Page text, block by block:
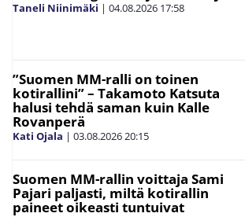
Taneli Niinimäki | 04.08.2026 17:58
”Suomen MM-ralli on toinen
kotirallini” – Takamoto Katsuta
halusi tehdä saman kuin Kalle
Rovanperä
Kati Ojala | 03.08.202620:15
Suomen MM-rallin voittaja Sami
Pajari paljasti, miltä kotirallin
paineet oikeasti tuntuivat